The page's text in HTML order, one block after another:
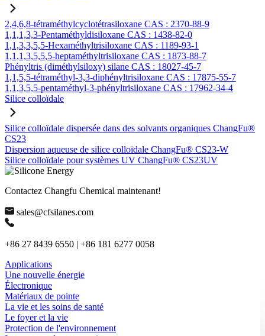
2,4,6,8-tétraméthylcyclotétrasiloxane CAS : 2370-88-9
1,1,1,3,3-Pentaméthyldisiloxane CAS : 1438-82-0
1,1,3,3,5,5-Hexaméthyltrisiloxane CAS : 1189-93-1
1,1,1,3,5,5,5-heptaméthyltrisiloxane CAS : 1873-88-7
Phényltris (diméthylsiloxy) silane CAS : 18027-45-7
1,1,5,5-tétraméthyl-3,3-diphényltrisiloxane CAS : 17875-55-7
1,1,3,5,5-pentaméthyl-3-phényltrisiloxane CAS : 17962-34-4
Silice colloïdale
Silice colloïdale dispersée dans des solvants organiques ChangFu®
CS23
Dispersion aqueuse de silice colloïdale ChangFu® CS23-W
Silice colloïdale pour systèmes UV ChangFu® CS23UV
Contactez Changfu Chemical maintenant!
sales@cfsilanes.com
+86 27 8439 6550 | +86 181 6277 0058
Applications
Une nouvelle énergie
Électronique
Matériaux de pointe
La vie et les soins de santé
Le foyer et la vie
Protection de l'environnement